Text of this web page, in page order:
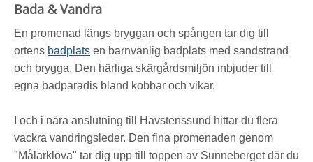
Bada & Vandra
En promenad längs bryggan och spången tar dig till
ortens badplats en barnvänlig badplats med sandstrand
och brygga. Den härliga skärgårdsmiljön inbjuder till
egna badparadis bland kobbar och vikar.
I och i nära anslutning till Havstenssund hittar du flera
vackra vandringsleder. Den fina promenaden genom
"Målarklöva" tar dig upp till toppen av Sunneberget där du